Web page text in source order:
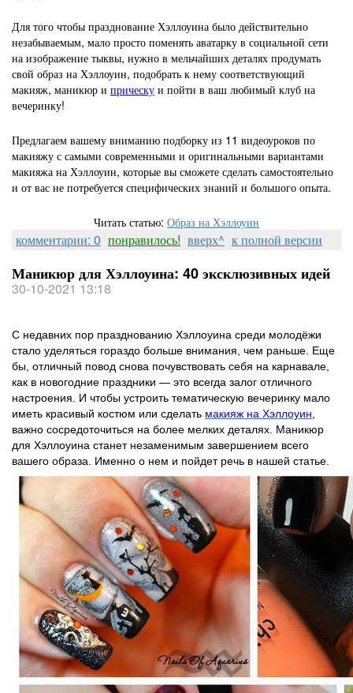
Для того чтобы празднование Хэллоуина было действительно
незабываемым, мало просто поменять аватарку в социальной сети
на изображение тыквы, нужно в мельчайших деталях продумать
свой образ на Хэллоуин, подобрать к нему соответствующий
макияж, маникюр и прическу и пойти в ваш любимый клуб на
вечеринку!
Предлагаем вашему вниманию подборку из 11 видеоуроков по
макияжу с самыми современными и оригинальными вариантами
макияжа на Хэллоуин, которые вы сможете сделать самостоятельно
и от вас не потребуется специфических знаний и большого опыта.
Читать статью: Образ на Хэллоуин
комментарии: 0 понравилось! вверх^ к полной версии
Маникюр для Хэллоуина: 40 эксклюзивных идей
30-10-2021 13:18
С недавних пор празднованию Хэллоуина среди молодёжи
стало уделяться гораздо больше внимания, чем раньше. Еще
бы, отличный повод снова почувствовать себя на карнавале,
как в новогодние праздники — это всегда залог отличного
настроения. И чтобы устроить тематическую вечеринку мало
иметь красивый костюм или сделать макияж на Хэллоуин
важно сосредоточиться на более мелких деталях. Маникюр
для Хэллоуина станет незаменимым завершением всего
вашего образа. Именно о нем и пойдет речь в нашей статье.